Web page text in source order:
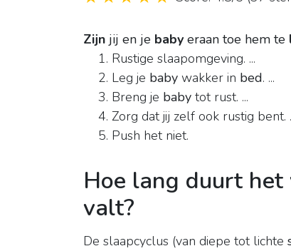
Zijn jij en je baby eraan toe hem te
Rustige slaapomgeving. ...
Leg je baby wakker in bed. ...
Breng je baby tot rust. ...
Zorg dat jij zelf ook rustig bent.
Push het niet.
Hoe lang duurt
valt?
De slaapcyclus (van diepe tot lichte